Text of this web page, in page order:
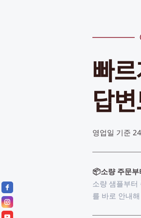
빠르
답
영업일 기준
📦소량 주문
소량 샘플부터
를 바로 안내